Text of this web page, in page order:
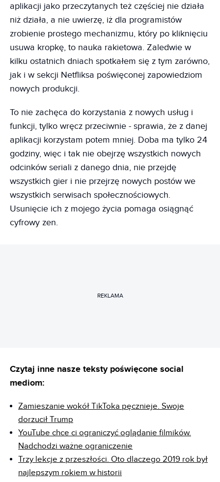
aplikacji jako przeczytanych też częściej nie działa
niż działa, a nie uwierzę, iż dla programistów
zrobienie prostego mechanizmu, który po kliknięciu
usuwa kropkę, to nauka rakietowa. Zaledwie w
kilku ostatnich dniach spotkałem się z tym zarówno,
jak i w sekcji Netfliksa poświęconej zapowiedziom
nowych produkcji.
To nie zachęca do korzystania z nowych usług i
funkcji, tylko wręcz przeciwnie - sprawia, że z danej
aplikacji korzystam potem mniej. Doba ma tylko 24
godziny, więc i tak nie obejrzę wszystkich nowych
odcinków seriali z danego dnia, nie przejdę
wszystkich gier i nie przejrzę nowych postów we
wszystkich serwisach społecznościowych.
Usunięcie ich z mojego życia pomaga osiągnąć
cyfrowy zen.
REKLAMA
Czytaj inne nasze teksty poświęcone social
mediom:
Zamieszanie wokół TikToka pęcznieje. Swoje
dorzucił Trump
YouTube chce ci ograniczyć oglądanie filmików.
Nadchodzi ważne ograniczenie
Trzy lekcje z przeszłości. Oto dlaczego 2019 rok był
najlepszym rokiem w historii